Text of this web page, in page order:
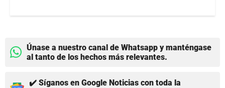
Únase a nuestro canal de Whatsapp y manténgase
al tanto de los hechos más relevantes.
✔️ Síganos en Google Noticias con toda la